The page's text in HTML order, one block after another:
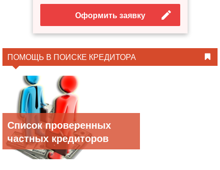
Оформить заявку
ПОМОЩЬ В ПОИСКЕ КРЕДИТОРА
Список проверенных
частных кредиторов